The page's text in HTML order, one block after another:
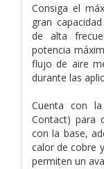
Consiga el
gran
de alta
potencia
flujo de aire
durante las
Cuenta con
Contact) para
con la base,
calor de cobre
permiten un